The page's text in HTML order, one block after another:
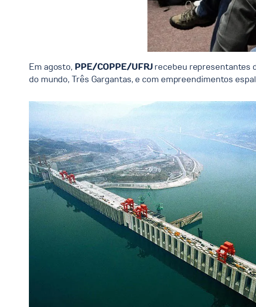
Em agosto, PPE/COPPE/UFRJrecebeu representantes
do mundo, Três Gargantas, e com empreendimentos